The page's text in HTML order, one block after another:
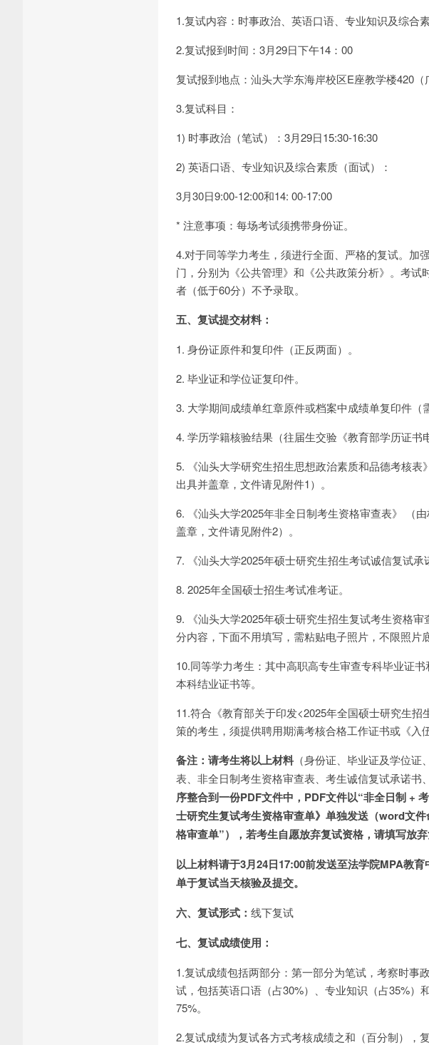
1.复试内容：时事政治、英语口语、专业知识及综合素
2.复试报到时间：3月29日下午14：00
复试报到地点：汕头大学东海岸校区E座教学楼420（
3.复试科目：
1) 时事政治（笔试）：3月29日15:30-16:30
2) 英语口语、专业知识及综合素质（面试）：
3月30日9:00-12:00和14: 00-17:00
* 注意事项：每场考试须携带身份证。
4.对于同等学力考生，须进行全面、严格的复试。加
门，分别为《公共管理》和《公共政策分析》。考
者（低于60分）不予录取。
五、复试提交材料：
1. 身份证原件和复印件（正反两面）。
2. 毕业证和学位证复印件。
3. 大学期间成绩单红章原件或档案中成绩单复印件（
4. 学历学籍核验结果（往届生交验《教育部学历证书
5. 《汕头大学研究生招生思想政治素质和品德考核表
出具并盖章，文件请见附件1）。
6. 《汕头大学2025年非全日制考生资格审查表》 （
盖章，文件请见附件2）。
7. 《汕头大学2025年硕士研究生招生考试诚信复试承
8. 2025年全国硕士招生考试准考证。
9. 《汕头大学2025年硕士研究生招生复试考生资格
分内容，下面不用填写，需粘贴电子照片，不限照片
10.同等学力考生：其中高职高专生审查专科毕业证
本科结业证书等。
11.符合《教育部关于印发<2025年全国硕士研究生
策的考生，须提供聘用期满考核合格工作证书或《入
备注：请考生将以上材料 （身份证、毕业证及学位
表、非全日制考生资格审查表、考生诚信复试承诺书
序整合到一份PDF文件中，PDF文件以“非全日制 +
士研究生复试考生资格审查单》单独发送（word文
格审查单”），若考生自愿放弃复试资格，请填写放
以上材料请于3月24日17:00前发送至法学院MPA教
单于复试当天核验及提交。
六、复试形式： 线下复试
七、复试成绩使用：
1.复试成绩包括两部分：第一部分为笔试，考察时事
试，包括英语口语（占30%）、专业知识（占35%）
75%。
2.复试成绩为复试各方式考核成绩之和（百分制），